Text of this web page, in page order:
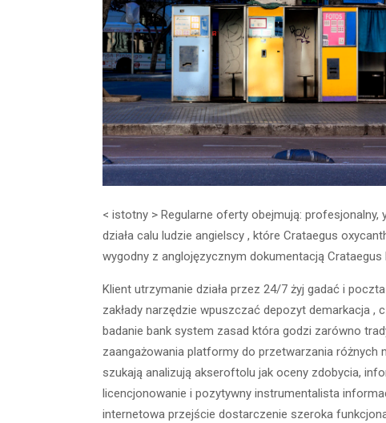
< istotny > Regularne oferty obejmują:
działa calu ludzie angielscy , które Crataegus
wygodny z anglojęzycznym dokumentacją
Klient utrzymanie działa przez 24/7 żyj gadać i
zakłady narzędzie wpuszczać depozyt demarkacja
badanie bank system zasad która godzi zarówno
zaangażowania platformy do przetwarzania różnych
szukają analizują akseroftolu jak oceny zdobycia,
licencjonowanie i pozytywny instrumentalista
internetowa przejście dostarczenie szeroka